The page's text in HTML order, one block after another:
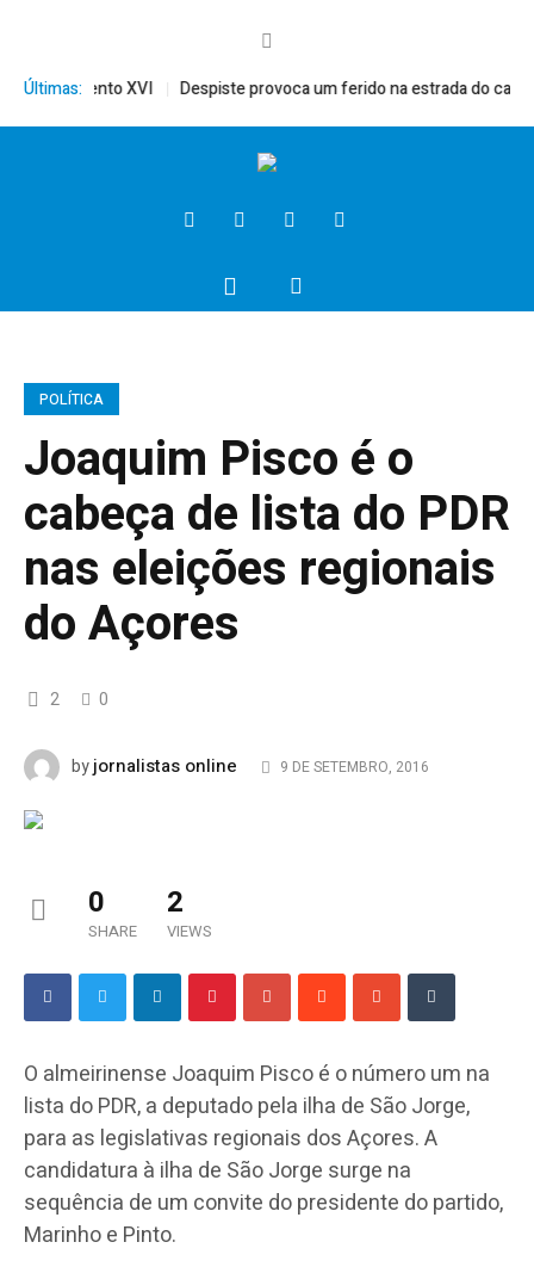
Últimas:Bento XVI Despiste provoca um ferido na estrada do campo
POLÍTICA
Joaquim Pisco é o
cabeça de lista do PDR
nas eleições regionais
do Açores
2 0
byjornalistas online 9 DE SETEMBRO, 2016
0
SHARE
2
VIEWS
O almeirinense Joaquim Pisco é o número um na
lista do PDR, a deputado pela ilha de São Jorge,
para as legislativas regionais dos Açores. A
candidatura à ilha de São Jorge surge na
sequência de um convite do presidente do partido,
Marinho e Pinto.